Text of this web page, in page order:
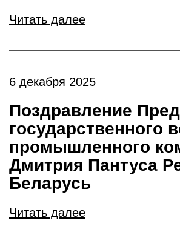
Читать далее
6 декабря 2025
Поздравление
государственного
промышленного
Дмитрия Пантуса
Беларусь
Читать далее